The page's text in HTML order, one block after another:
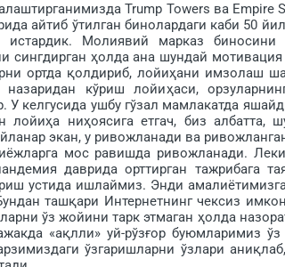
Trump Towers ва Empire
айтиб ўтил­ган бинолардаги каби 50
Молиявий марказ
сингдирган ҳолда ана шундай
ортда қол­дириб, лойи­ҳани имзолаш
кўриш лойиҳаси,
келгусида ушбу гўзал мамлакатда
ниҳоясига етгач, биз албатта,
экан, у ривожланади ва
мос равишда ривожланади.
даврида орттирган тажрибага
устида ишлаймиз. Энди
ташқари Интернетнинг чексиз
ўз жойини тарк этмаган ҳолда
«ақлли» уй-рўзғор буюмларимиз
ўзгаришларни ўзлари